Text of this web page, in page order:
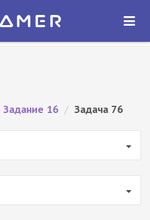
ОТКРЫТЬ
Задание 16 / Задача 76